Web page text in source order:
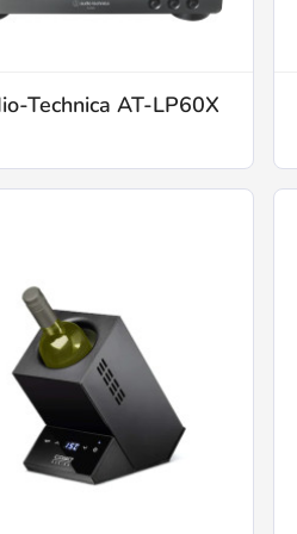
Technica AT-LP60X